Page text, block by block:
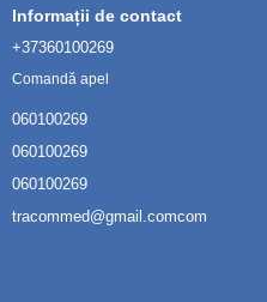
Informații de contact
+37360100269
Comandă apel
060100269
060100269
060100269
tracommed@gmail.comcom